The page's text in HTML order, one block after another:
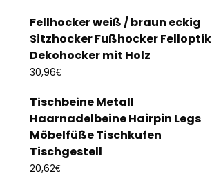
Fellhocker weiß / braun eckig
Sitzhocker Fußhocker Felloptik
Dekohocker mit Holz
30,96€
Tischbeine Metall
Haarnadelbeine Hairpin Legs
Möbelfüße Tischkufen
Tischgestell
20,62€